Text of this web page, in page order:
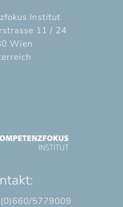
Institut
11 / 24
Wien
5779009